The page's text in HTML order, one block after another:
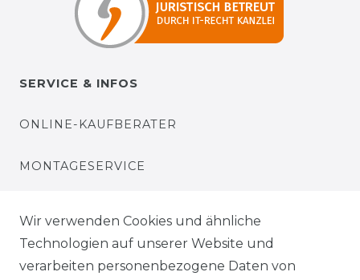
SERVICE & INFOS
ONLINE-KAUFBERATER
MONTAGESERVICE
BEZAHLUNG
Wir verwenden Cookies und ähnliche
Technologien auf unserer Website und
verarbeiten personenbezogene Daten von